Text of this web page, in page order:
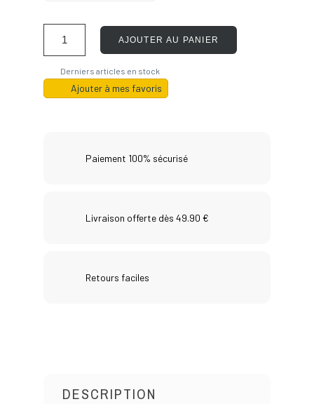
AJOUTER AU PANIER
Derniers articles en stock
Ajouter à mes favoris
Paiement 100% sécurisé
Livraison offerte dès 49.90 €
Retours faciles
DESCRIPTION